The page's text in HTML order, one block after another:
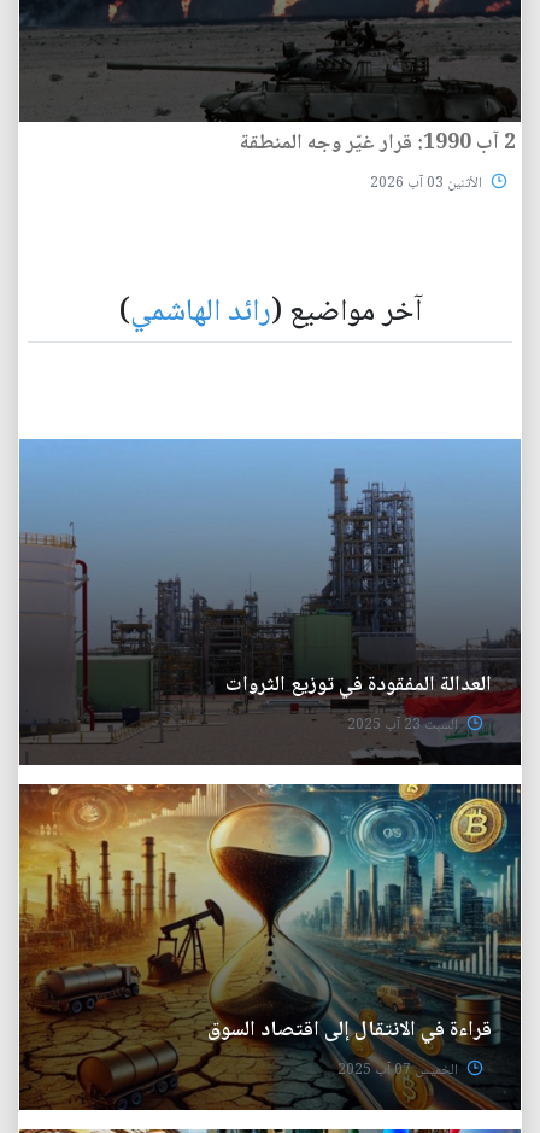
2 آب 1990: قرار غيّر وجه المنطقة
الأثنين 03 آب 2026
آخر مواضيع (رائد الهاشمي)
العدالة المفقودة في توزيع الثروات
السبت 23 آب 2025
قراءة في الانتقال إلى اقتصاد السوق
الخميس 07 آب 2025